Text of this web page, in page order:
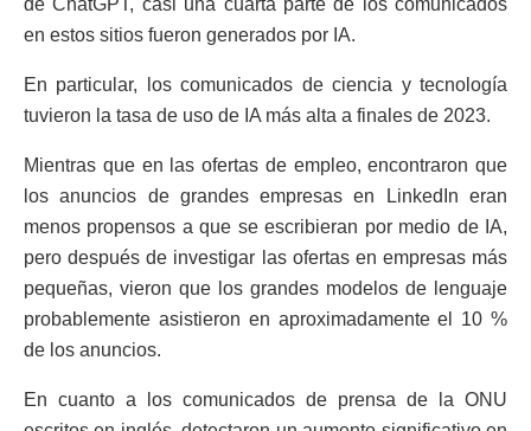
en estos sitios fueron generados por IA.
En particular, los comunicados de ciencia y tecnología
tuvieron la tasa de uso de IA más alta a finales de 2023.
Mientras que en las ofertas de empleo, encontraron que
los anuncios de grandes empresas en LinkedIn eran
menos propensos a que se escribieran por medio de IA,
pero después de investigar las ofertas en empresas más
pequeñas, vieron que los grandes modelos de lenguaje
probablemente asistieron en aproximadamente el 10 %
de los anuncios.
En cuanto a los comunicados de prensa de la ONU